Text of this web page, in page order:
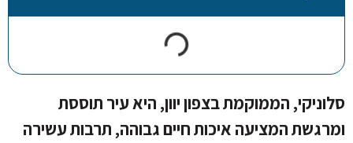
סלוניקי, הממוקמת בצפון יוון, היא עיר תוססת
ומרגשת המציעה איכות חיים גבוהה, תרבות עשירה